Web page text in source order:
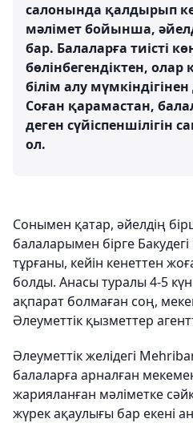
салонында қалдырып
мәлімет бойынша,
бар. Балаларға тиісті
бөлінбегендіктен,
білім алу
Соған қарамастан,
деген сүйіспеншілігін
ол.
Сонымен қатар, әйелдің
балаларымен бірге
тұрғаны, кейін кенеттен
болды. Анасы туралы 4-5
ақпарат болмаған соң,
Әлеуметтік қызметтер
Әлеуметтік желідегі
балаларға арналған
жарияланған мәліметке
жүрек ақаулығы бар екені